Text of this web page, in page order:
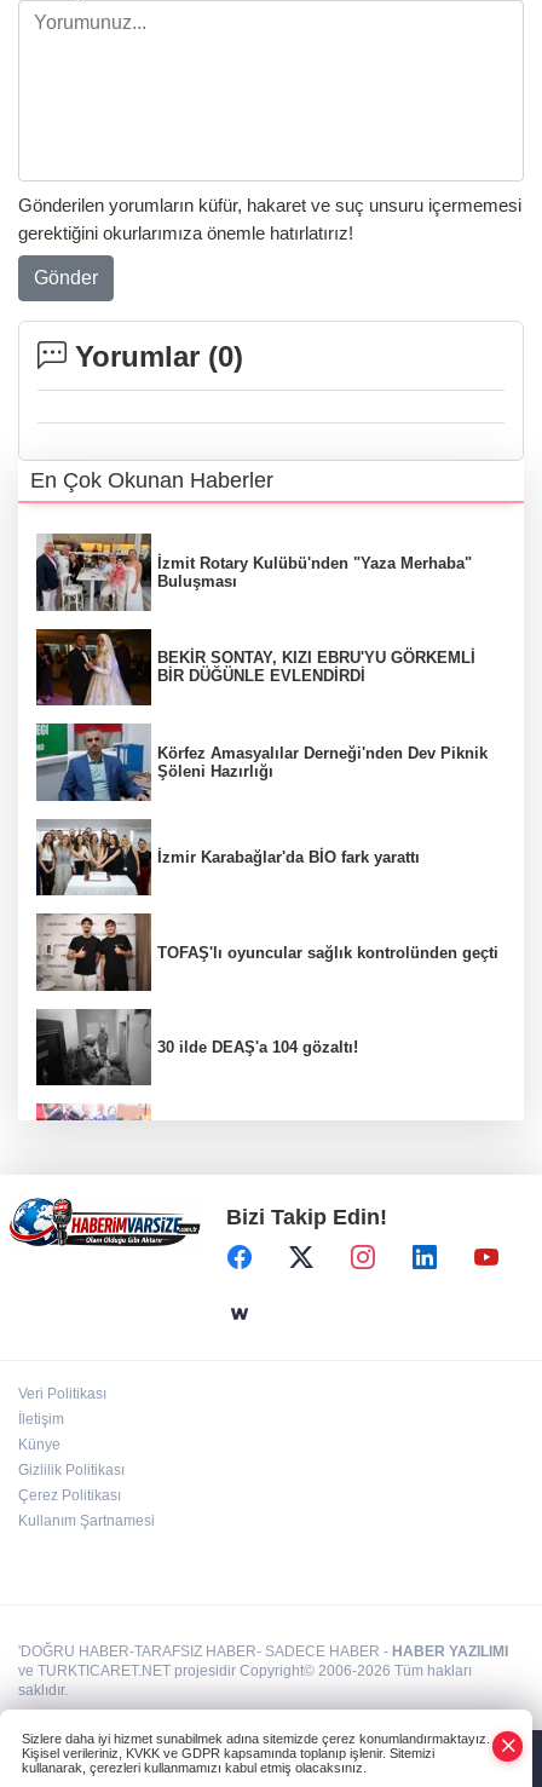
Gönderilen yorumların küfür, hakaret ve suç unsuru içermemesi
gerektiğini okurlarımıza önemle hatırlatırız!
Gönder
Yorumlar (0)
En Çok Okunan Haberler
İzmit Rotary Kulübü'nden "Yaza Merhaba"
Buluşması
BEKİR SONTAY, KIZI EBRU'YU GÖRKEMLİ
BİR DÜĞÜNLE EVLENDİRDİ
Körfez Amasyalılar Derneği'nden Dev Piknik
Şöleni Hazırlığı
İzmir Karabağlar'da BİO fark yarattı
TOFAŞ'lı oyuncular sağlık kontrolünden geçti
30 ilde DEAŞ'a 104 gözaltı!
Bursa İnegöl’de binicilik için modern
manejler yapılıyor
Bursa’da TEKNOSAB KOBİ OSB tanıtıldı...
Bizi Takip Edin!
Veri Politikası
İletişim
Künye
Gizlilik Politikası
Çerez Politikası
Kullanım Şartnamesi
'DOĞRU HABER-TARAFSIZ HABER- SADECE HABER - HABER YAZILIMI
ve TURKTICARET.NET projesidir Copyright© 2006-2026 Tüm hakları
saklıdır.
Sizlere daha iyi hizmet sunabilmek adına sitemizde çerez konumlandırmaktayız.
Kişisel verileriniz, KVKK ve GDPR kapsamında toplanıp işlenir. Sitemizi
kullanarak, çerezleri kullanmamızı kabul etmiş olacaksınız.